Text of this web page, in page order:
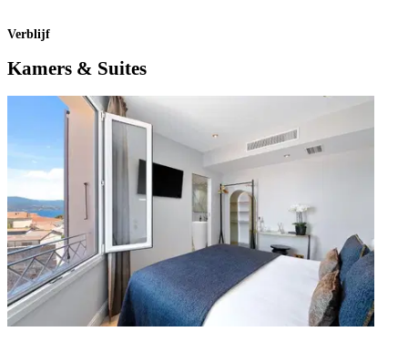
Verblijf
Kamers & Suites